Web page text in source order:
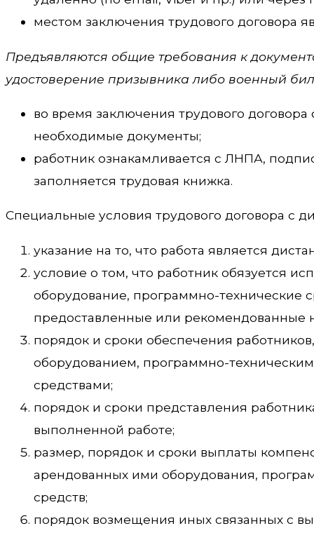
местом заключения трудового договора
Предъявляются общие требования к
удостоверение призывника либо военный
во время заключения трудового
необходимые документы;
работник ознакамливается с ЛНПА,
заполняется трудовая книжка.
Специальные условия трудового договора с
указание на то, что работа является
условие о том, что работник обязуется
оборудование, программно-технические
предоставленные или рекомендованные
порядок и сроки обеспечения
оборудованием, программно-
средствами;
порядок и сроки представления
выполненной работе;
размер, порядок и сроки выплаты
арендованных ими оборудования,
средств;
порядок возмещения иных связанных с